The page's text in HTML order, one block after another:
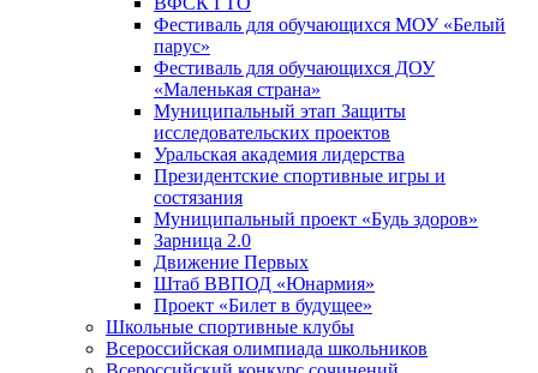
Фестиваль для обучающихся МОУ «Белый
парус»
Фестиваль для обучающихся ДОУ
«Маленькая страна»
Муниципальный этап Защиты
исследовательских проектов
Уральская академия лидерства
Президентские спортивные игры и
состязания
Муниципальный проект «Будь здоров»
Зарница 2.0
Движение Первых
Штаб ВВПОД «Юнармия»
Проект «Билет в будущее»
Школьные спортивные клубы
Всероссийская олимпиада школьников